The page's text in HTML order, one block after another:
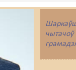
чытачоў